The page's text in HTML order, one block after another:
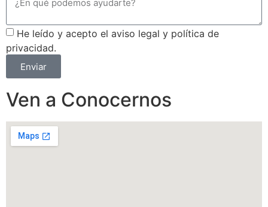
He leído y acepto el aviso legal y política de
privacidad.
Enviar
Ven a Conocernos